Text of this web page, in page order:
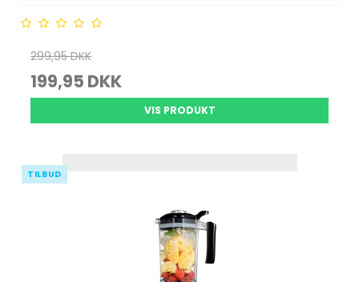
299,95 DKK
199,95 DKK
VIS PRODUKT
TILBUD